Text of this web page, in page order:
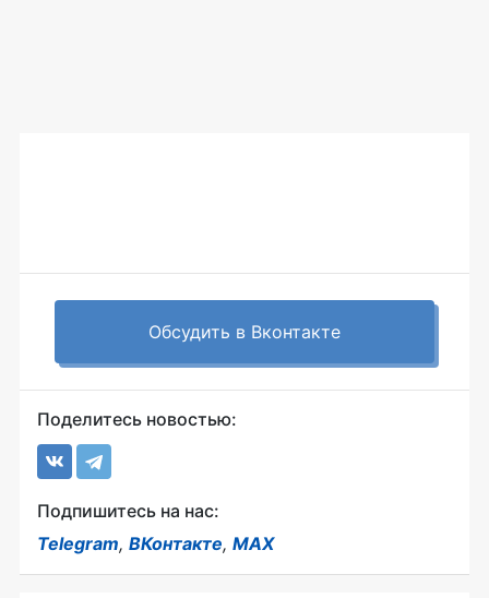
Обсудить в Вконтакте
Поделитесь новостью:
Подпишитесь на нас:
Telegram, ВКонтакте, MAX